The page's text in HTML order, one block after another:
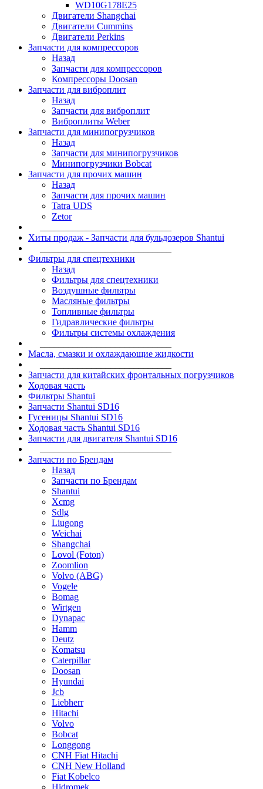
WD10G178E25
Двигатели Shangchai
Двигатели Cummins
Двигатели Perkins
Запчасти для компрессоров
Назад
Запчасти для компрессоров
Компрессоры Doosan
Запчасти для виброплит
Назад
Запчасти для виброплит
Виброплиты Weber
Запчасти для минипогрузчиков
Назад
Запчасти для минипогрузчиков
Минипогрузчики Bobcat
Запчасти для прочих машин
Назад
Запчасти для прочих машин
Tatra UDS
Zetor
Хиты продаж - Запчасти для бульдозеров Shantui
Фильтры для спецтехники
Назад
Фильтры для спецтехники
Воздушные фильтры
Масляные фильтры
Топливные фильтры
Гидравлические фильтры
Фильтры системы охлаждения
Масла, смазки и охлаждающие жидкости
Запчасти для китайских фронтальных погрузчиков
Ходовая часть
Фильтры Shantui
Запчасти Shantui SD16
Гусеницы Shantui SD16
Ходовая часть Shantui SD16
Запчасти для двигателя Shantui SD16
Запчасти по Брендам
Назад
Запчасти по Брендам
Shantui
Xcmg
Sdlg
Liugong
Weichai
Shangchai
Lovol (Foton)
Zoomlion
Volvo (ABG)
Vogele
Bomag
Wirtgen
Dynapac
Hamm
Deutz
Komatsu
Caterpillar
Doosan
Hyundai
Jcb
Liebherr
Hitachi
Volvo
Bobcat
Longgong
CNH Fiat Hitachi
CNH New Holland
Fiat Kobelco
Hidromek